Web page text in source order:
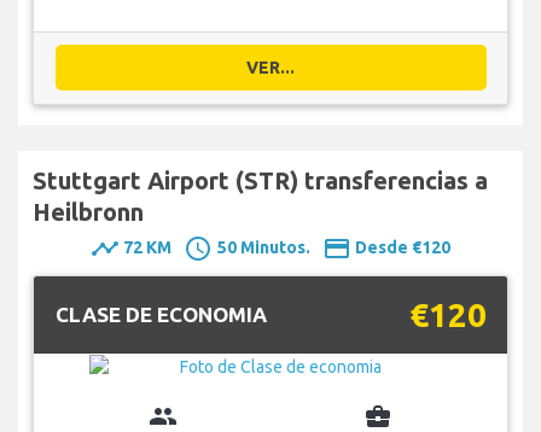
VER...
Stuttgart Airport (STR) transferencias a
Heilbronn
timeline 72 KM schedule 50 Minutos. payment Desde €120
CLASE DE ECONOMIA €120
group business_center